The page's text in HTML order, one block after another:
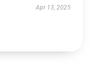
Apr 13, 2025